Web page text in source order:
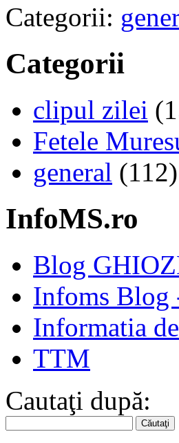
Categorii:
Categorii
clipul zilei
Fetele
general (112)
InfoMS.ro
Blog
Infoms Blog
Informatia
TTM
Cautaţi după: